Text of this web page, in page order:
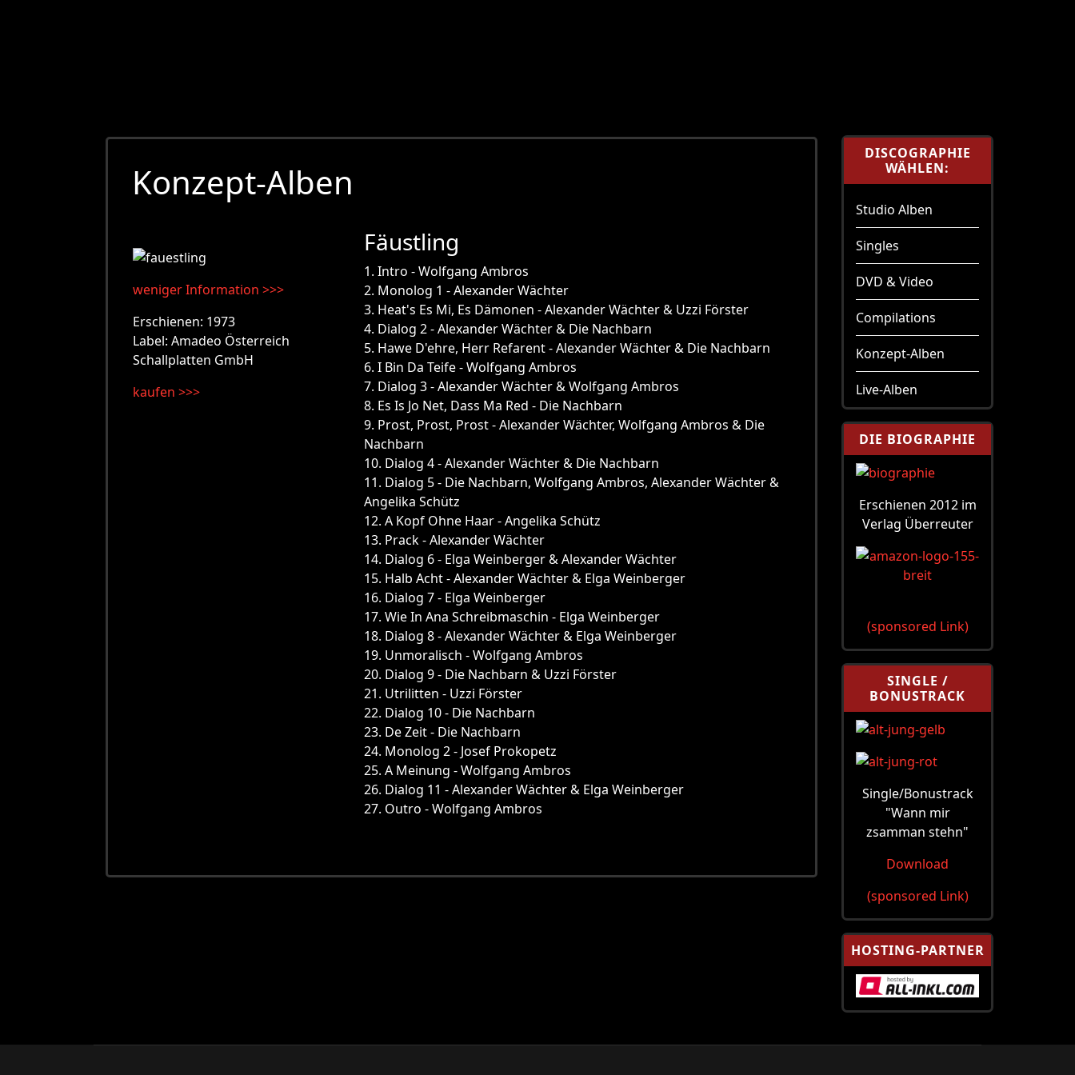
Konzept-Alben
weniger Information >>>
Erschienen: 1973
Label: Amadeo Österreich
Schallplatten GmbH
kaufen >>>
Fäustling
1. Intro - Wolfgang Ambros
2. Monolog 1 - Alexander Wächter
3. Heat's Es Mi, Es Dämonen - Alexander Wächter & Uzzi Förster
4. Dialog 2 - Alexander Wächter & Die Nachbarn
5. Hawe D'ehre, Herr Refarent - Alexander Wächter & Die Nachbarn
6. I Bin Da Teife - Wolfgang Ambros
7. Dialog 3 - Alexander Wächter & Wolfgang Ambros
8. Es Is Jo Net, Dass Ma Red - Die Nachbarn
9. Prost, Prost, Prost - Alexander Wächter, Wolfgang Ambros & Die
Nachbarn
10. Dialog 4 - Alexander Wächter & Die Nachbarn
11. Dialog 5 - Die Nachbarn, Wolfgang Ambros, Alexander Wächter &
Angelika Schütz
12. A Kopf Ohne Haar - Angelika Schütz
13. Prack - Alexander Wächter
14. Dialog 6 - Elga Weinberger & Alexander Wächter
15. Halb Acht - Alexander Wächter & Elga Weinberger
16. Dialog 7 - Elga Weinberger
17. Wie In Ana Schreibmaschin - Elga Weinberger
18. Dialog 8 - Alexander Wächter & Elga Weinberger
19. Unmoralisch - Wolfgang Ambros
20. Dialog 9 - Die Nachbarn & Uzzi Förster
21. Utrilitten - Uzzi Förster
22. Dialog 10 - Die Nachbarn
23. De Zeit - Die Nachbarn
24. Monolog 2 - Josef Prokopetz
25. A Meinung - Wolfgang Ambros
26. Dialog 11 - Alexander Wächter & Elga Weinberger
27. Outro - Wolfgang Ambros
DISCOGRAPHIE
WÄHLEN:
Studio Alben
Singles
DVD & Video
Compilations
Konzept-Alben
Live-Alben
DIE BIOGRAPHIE
Erschienen 2012 im
Verlag Überreuter
(sponsored Link)
SINGLE /
BONUSTRACK
Single/Bonustrack
"Wann mir
zsamman stehn"
Download
(sponsored Link)
HOSTING-PARTNER